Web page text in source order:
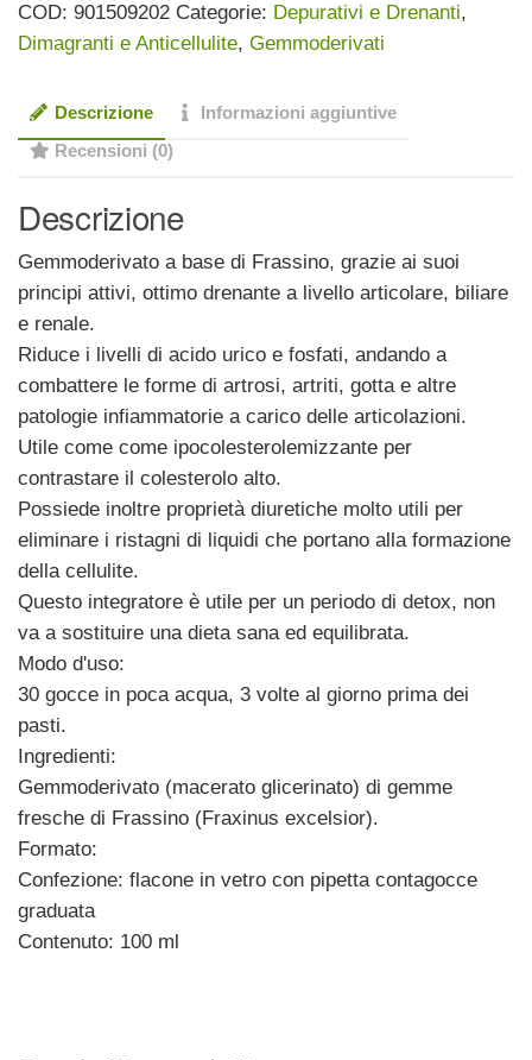
quantità
COD: 901509202 Categorie: Depurativi e Drenanti,
Dimagranti e Anticellulite, Gemmoderivati
Descrizione
Informazioni aggiuntive
Recensioni (0)
Descrizione
Gemmoderivato a base di Frassino, grazie ai suoi
principi attivi, ottimo drenante a livello articolare, biliare
e renale.
Riduce i livelli di acido urico e fosfati, andando a
combattere le forme di artrosi, artriti, gotta e altre
patologie infiammatorie a carico delle articolazioni.
Utile come come ipocolesterolemizzante per
contrastare il colesterolo alto.
Possiede inoltre proprietà diuretiche molto utili per
eliminare i ristagni di liquidi che portano alla formazione
della cellulite.
Questo integratore è utile per un periodo di detox, non
va a sostituire una dieta sana ed equilibrata.
Modo d'uso:
30 gocce in poca acqua, 3 volte al giorno prima dei
pasti.
Ingredienti:
Gemmoderivato (macerato glicerinato) di gemme
fresche di Frassino (Fraxinus excelsior).
Formato:
Confezione: flacone in vetro con pipetta contagocce
graduata
Contenuto: 100 ml